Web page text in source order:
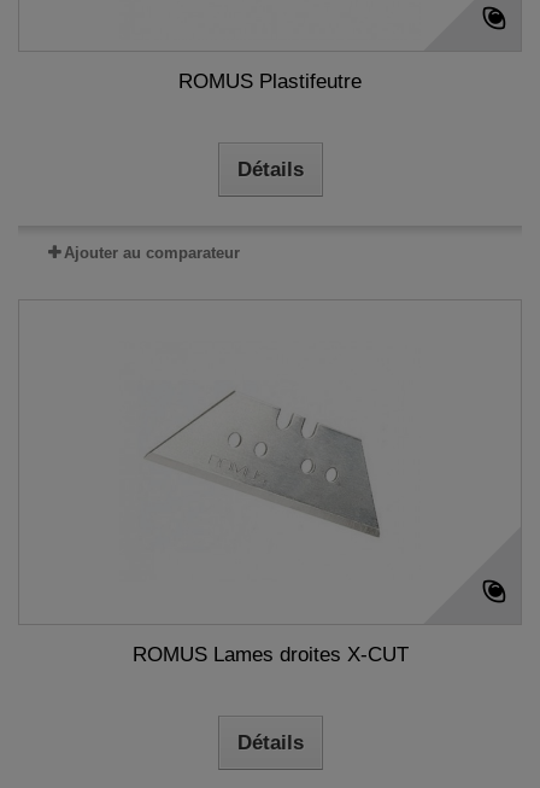
ROMUS Plastifeutre
Détails
Ajouter au comparateur
ROMUS Lames droites X-CUT
Détails